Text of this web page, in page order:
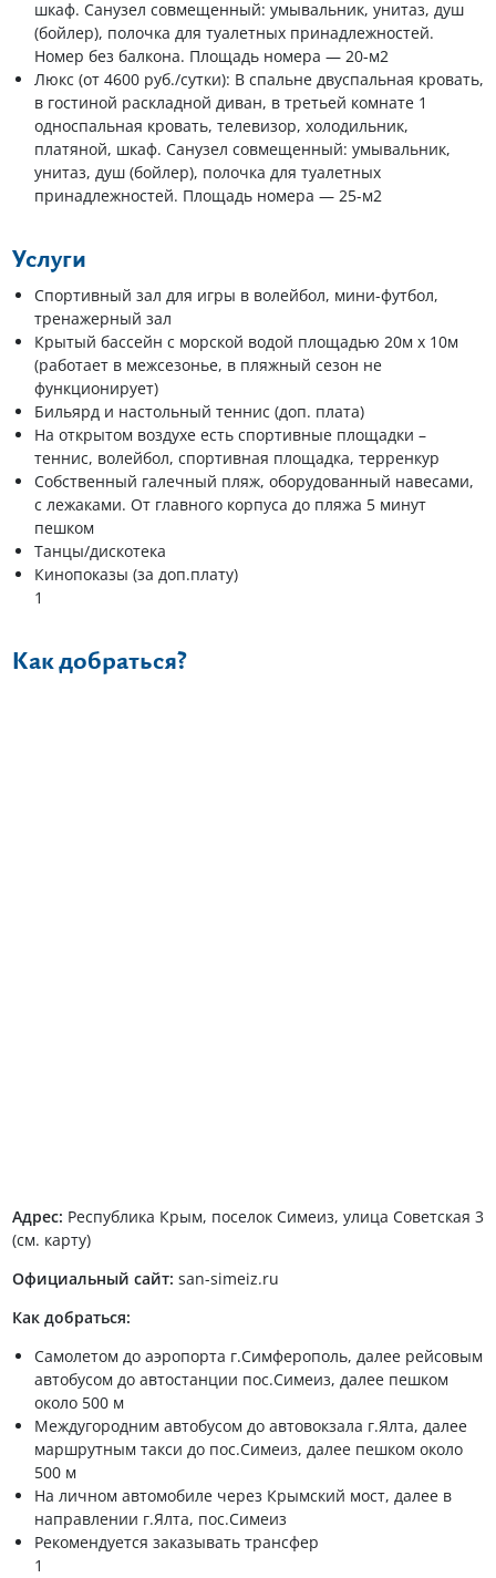
шкаф. Санузел совмещенный: умывальник, унитаз, душ
(бойлер), полочка для туалетных принадлежностей.
Номер без балкона. Площадь номера — 20-м2
Люкс (от 4600 руб./сутки): В спальне двуспальная кровать,
в гостиной раскладной диван, в третьей комнате 1
односпальная кровать, телевизор, холодильник,
платяной, шкаф. Санузел совмещенный: умывальник,
унитаз, душ (бойлер), полочка для туалетных
принадлежностей. Площадь номера — 25-м2
Услуги
Спортивный зал для игры в волейбол, мини-футбол,
тренажерный зал
Крытый бассейн с морской водой площадью 20м х 10м
(работает в межсезонье, в пляжный сезон не
функционирует)
Бильярд и настольный теннис (доп. плата)
На открытом воздухе есть спортивные площадки –
теннис, волейбол, спортивная площадка, терренкур
Собственный галечный пляж, оборудованный навесами,
с лежаками. От главного корпуса до пляжа 5 минут
пешком
Танцы/дискотека
Кинопоказы (за доп.плату)
1
Как добраться?
Адрес: Республика Крым, поселок Симеиз, улица Советская 3
(см. карту)
Официальный сайт: san-simeiz.ru
Как добраться:
Самолетом до аэропорта г.Симферополь, далее рейсовым
автобусом до автостанции пос.Симеиз, далее пешком
около 500 м
Междугородним автобусом до автовокзала г.Ялта, далее
маршрутным такси до пос.Симеиз, далее пешком около
500 м
На личном автомобиле через Крымский мост, далее в
направлении г.Ялта, пос.Симеиз
Рекомендуется заказывать трансфер
1